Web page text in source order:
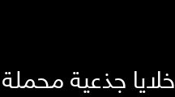
خلايا جذعية